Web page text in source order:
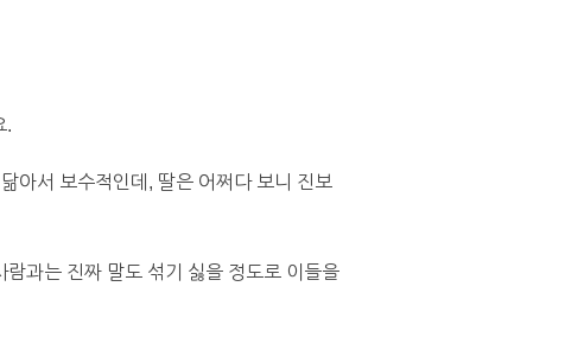
.
아서 보수적인데, 딸은 어쩌다 보니 진보
과는 진짜 말도 섞기 싫을 정도로 이들을